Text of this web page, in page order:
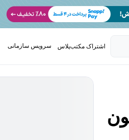
اشتراک مکتب‌پلاس سرویس سازمانی